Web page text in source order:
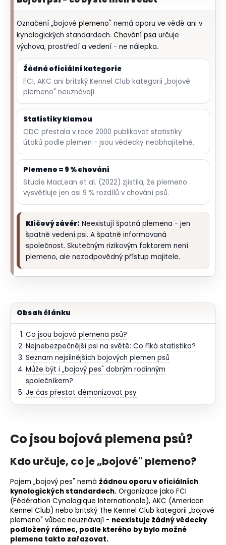
Označení „bojové plemeno" nemá oporu ve vědě ani v
kynologických standardech. Chování psa určuje
výchova, prostředí a vedení - ne nálepka.
Žádná oficiální kategorie
FCI, AKC ani britský Kennel Club kategorii „bojové
plemeno" neuznávají.
Statistiky klamou
CDC přestala v roce 2000 publikovat statistiky
útoků podle plemen - jsou vědecky neobhajitelné.
Plemeno = 9 % chování
Studie MacLean et al. (2022) zjistila, že plemeno
vysvětluje jen asi 9 % rozdílů v chování psů.
Klíčový závěr: Neexistují špatná plemena - jen
špatně vedení psi. A špatně informovaná
společnost. Skutečným rizikovým faktorem není
plemeno, ale nezodpovědný přístup majitele.
Obsah článku
Co jsou bojová plemena psů?
Nejnebezpečnější psi na světě: Co říká statistika?
Seznam nejsilnějších bojových plemen psů
Může být i „bojový pes" dobrým rodinným
společníkem?
Je čas přestat démonizovat psy
Co jsou bojová plemena psů?
Kdo určuje, co je „bojové" plemeno?
Pojem „bojový pes" nemá žádnou oporu v oficiálních
kynologických standardech. Organizace jako FCI
(Fédération Cynologique Internationale), AKC (American
Kennel Club) nebo britský The Kennel Club kategorii „bojové
plemeno" vůbec neuznávají - neexistuje žádný vědecky
podložený rámec, podle kterého by bylo možné
plemena takto zařazovat.
o